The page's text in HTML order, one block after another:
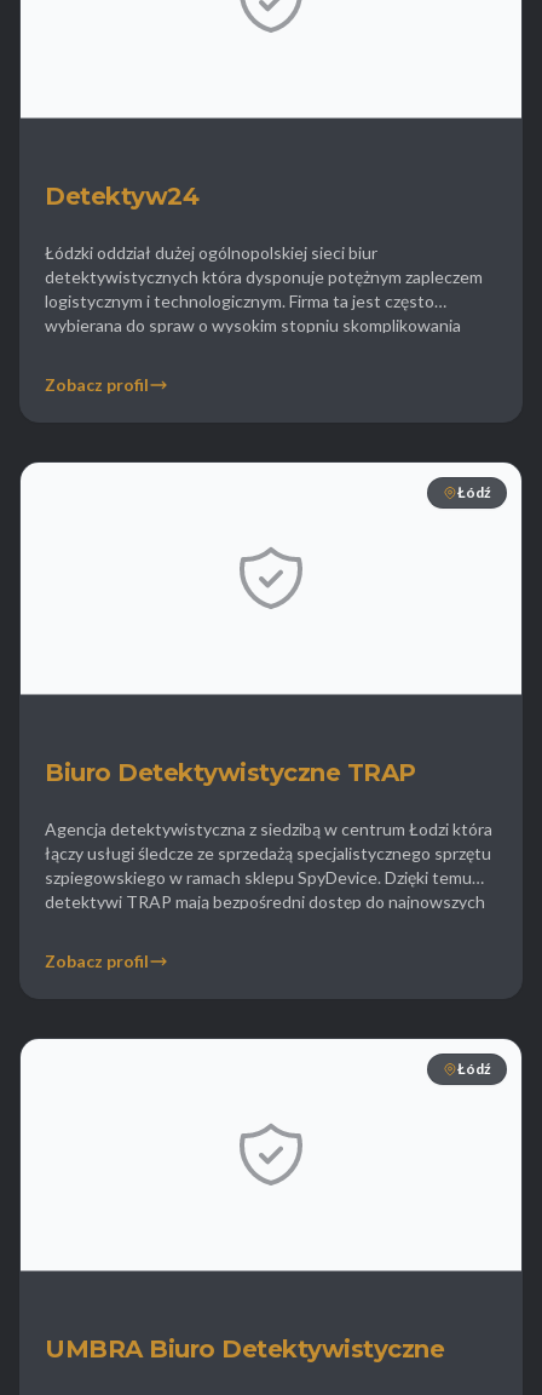
Detektyw24
Łódzki oddział dużej ogólnopolskiej sieci biur
detektywistycznych która dysponuje potężnym zapleczem
logistycznym i technologicznym. Firma ta jest często
wybierana do spraw o wysokim stopniu skomplikowania
usługi z zakresu informatyki śledczej co obejmuje
odzyskiwanie danych z dysków twardych i urządzeń
Zobacz profil
Łódź
Biuro Detektywistyczne TRAP
Agencja detektywistyczna z siedzibą w centrum Łodzi która
łączy usługi śledcze ze sprzedażą specjalistycznego sprzętu
szpiegowskiego w ramach sklepu SpyDevice. Dzięki temu
detektywi TRAP mają bezpośredni dostęp do najnowszych
działań w terenie. Firma specjalizuje się w wykrywaniu
podsłuchów i inwigilacji elektronicznej […]
Zobacz profil
Łódź
UMBRA Biuro Detektywistyczne